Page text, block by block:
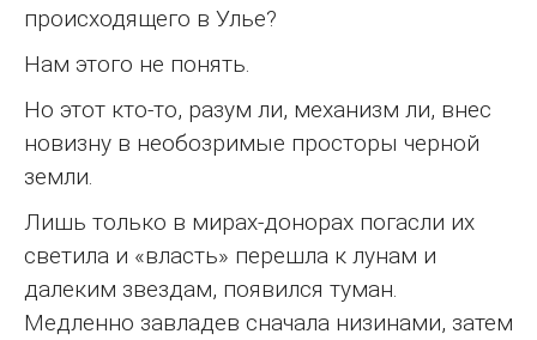
происходящего в Улье?
Нам этого не понять.
Но этот кто-то, разум ли, механизм ли, внес
новизну в необозримые просторы черной
земли.
Лишь только в мирах-донорах погасли их
светила и «власть» перешла к лунам и
далеким звездам, появился туман.
Медленно завладев сначала низинами, затем